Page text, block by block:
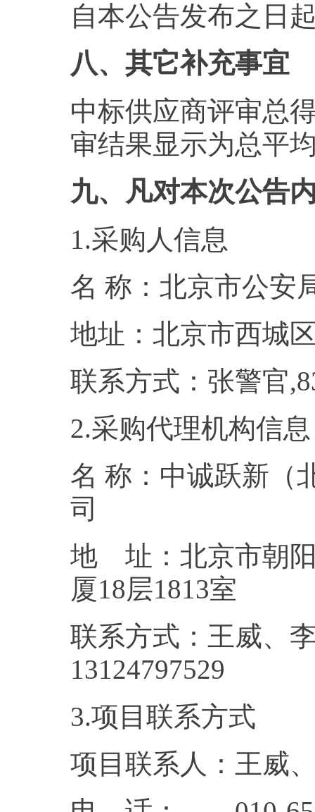
自本公告发布之日
八、其它补充事宜
中标供应商评审总
审结果显示为总平
九、凡对本次公告
1.采购人信息
名 称：北京市
地址：北京
联系方式：
2.采购代理机构信息
名 称：中诚跃新（
地 址：北京市朝阳
厦18
联系方式：王威、
3.项目联系方式
项目联系人：王威